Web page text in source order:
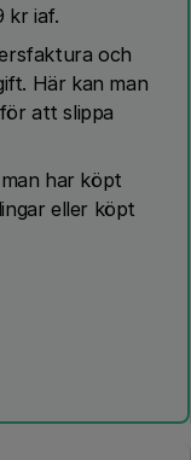
kr iaf.
och
Här kan man
att slippa
har köpt
eller köpt